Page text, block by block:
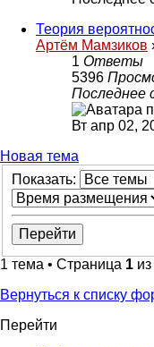
Теория
Артём Мамзиков
1 Ответы
5396
Последнее
Вт апр 02,
Новая тема
Показать:
1 тема • Страница 1 из
Вернуться к списку
Перейти